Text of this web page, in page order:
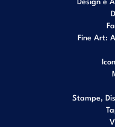
Fine Art:
Stampe,